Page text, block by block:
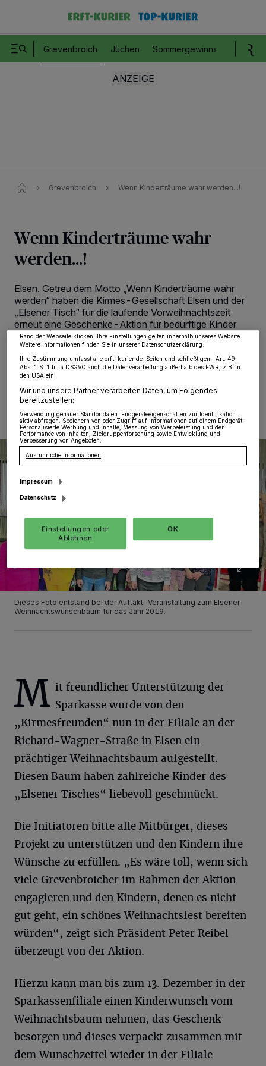
Grevenbroich Jüchen Sommergewinnspiel
Grevenbroich Wenn Kinderträume wahr werden...!
Wenn Kinderträume wahr
werden...!
Elsen. Getreu dem Motto „Wenn Kinderträume wahr
werden“ haben die Kirmes-Gesellschaft Elsen und der
„Elsener Tisch“ für die laufende Vorweihnachtszeit
erneut eine Geschenke-Aktion für bedürftige Kinder
organisiert.
10.12.2019 , 12:34 Uhr Eine Minute Lesezeit
Dieses Foto entstand bei der Auftakt-Veranstaltung zum Elsener
Weihnachtswunschbaum für das Jahr 2019.
M it freundlicher Unterstützung der
Sparkasse wurde von den
„Kirmesfreunden“ nun in der Filiale an der
Richard-Wagner-Straße in Elsen ein
prächtiger Weihnachtsbaum aufgestellt.
Diesen Baum haben zahlreiche Kinder des
„Elsener Tisches“ liebevoll geschmückt.
Die Initiatoren bitte alle Mitbürger, dieses
Projekt zu unterstützen und den Kindern ihre
Wünsche zu erfüllen. „Es wäre toll, wenn sich
viele Grevenbroicher im Rahmen der Aktion
engagieren und den Kindern, denen es nicht
gut geht, ein schönes Weihnachtsfest bereiten
würden“, zeigt sich Präsident Peter Reibel
überzeugt von der Aktion.
Hierzu kann man bis zum 13. Dezember in der
Sparkassenfiliale einen Kinderwunsch vom
Weihnachtsbaum nehmen, das Geschenk
besorgen und dieses verpackt zusammen mit
dem Wunschzettel wieder in der Filiale
von OK aktivieren Sie Tracking-Technologien für die unter „Wir und unsere
Partner verarbeiten Daten, um Ihnen Dienste bereitzustellen“ aufgeführten
Zwecke. Wenn Tracker deaktiviert sind, sind manche Inhalte und Anzeigen
möglicherweise nicht mehr so relevant für Sie. Sie können dieses Menü jederzeit
wieder aufrufen, um Ihre Einstellungen zu ändern oder Ihre Einwilligung zu
widerrufen, indem Sie auf den Link Einstellungen oder Ablehnen am unteren
Rand der Webseite klicken. Ihre Einstellungen gelten innerhalb unseres Website.
Weitere Informationen finden Sie in unserer Datenschutzerklärung.
Ihre Zustimmung umfasst alle erft-kurier.de-Seiten und schließt gem. Art. 49
Abs. 1 S. 1 lit. a DSGVO auch die Datenverarbeitung außerhalb des EWR, z.B. in
den USA ein.
Wir und unsere Partner verarbeiten Daten, um Folgendes
bereitzustellen:
Verwendung genauer Standortdaten. Endgeräteeigenschaften zur Identifikation
aktiv abfragen. Speichern von oder Zugriff auf Informationen auf einem Endgerät.
Personalisierte Werbung und Inhalte, Messung von Werbeleistung und der
Performance von Inhalten, Zielgruppenforschung sowie Entwicklung und
Verbesserung von Angeboten.
Ausführliche Informationen
Impressum
Datenschutz
Einstellungen oder
Ablehnen
OK